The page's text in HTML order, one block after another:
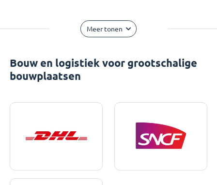
Meer tonen
Bouw en logistiek voor grootschalige
bouwplaatsen